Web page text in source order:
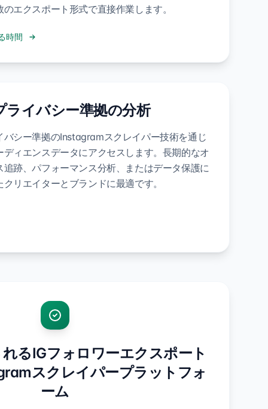
エクスポート形式で直接作業します。
時間
ライバシー準拠の分析
バシー準拠のInstagramスクレイパー技術を通じ
ディエンスデータにアクセスします。長期的なオ
追跡、パフォーマンス分析、またはデータ保護に
リエイターとブランドに最適です。
るIGフォロワーエクスポート
スクレイパープラットフォ
ーム